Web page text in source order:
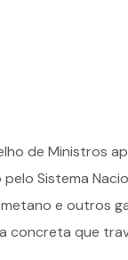
de Ministros
Sistema
e outros
concreta que